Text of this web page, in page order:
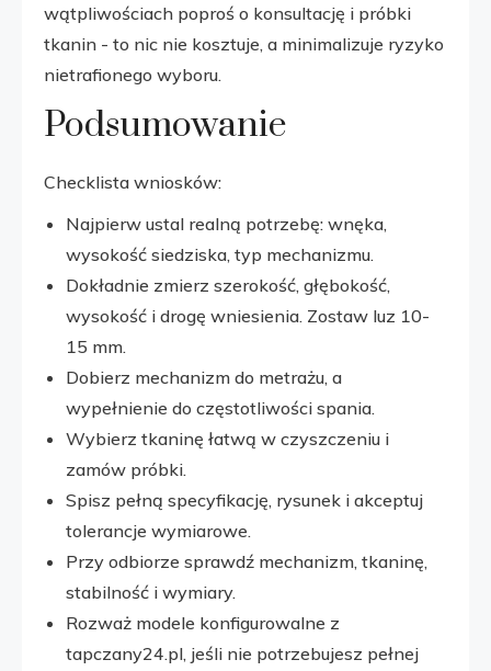
wątpliwościach poproś o konsultację i próbki
tkanin - to nic nie kosztuje, a minimalizuje ryzyko
nietrafionego wyboru.
Podsumowanie
Checklista wniosków:
Najpierw ustal realną potrzebę: wnęka,
wysokość siedziska, typ mechanizmu.
Dokładnie zmierz szerokość, głębokość,
wysokość i drogę wniesienia. Zostaw luz 10-
15 mm.
Dobierz mechanizm do metrażu, a
wypełnienie do częstotliwości spania.
Wybierz tkaninę łatwą w czyszczeniu i
zamów próbki.
Spisz pełną specyfikację, rysunek i akceptuj
tolerancje wymiarowe.
Przy odbiorze sprawdź mechanizm, tkaninę,
stabilność i wymiary.
Rozważ modele konfigurowalne z
tapczany24.pl, jeśli nie potrzebujesz pełnej